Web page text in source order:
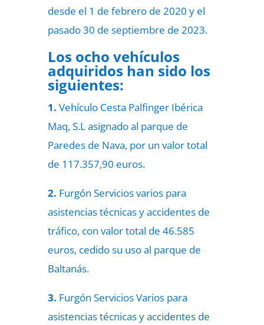
desde el 1 de febrero de 2020 y el
pasado 30 de septiembre de 2023.
Los ocho vehículos
adquiridos han sido los
siguientes:
1. Vehículo Cesta Palfinger Ibérica
Maq, S.L asignado al parque de
Paredes de Nava, por un valor total
de 117.357,90 euros.
2. Furgón Servicios varios para
asistencias técnicas y accidentes de
tráfico, con valor total de 46.585
euros, cedido su uso al parque de
Baltanás.
3. Furgón Servicios Varios para
asistencias técnicas y accidentes de